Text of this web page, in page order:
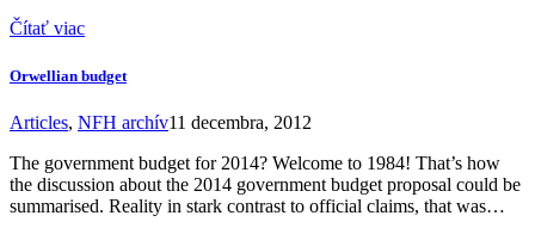
Čítať viac
Orwellian budget
Articles, NFH archív11 decembra, 2012
The government budget for 2014? Welcome to 1984! That’s how
the discussion about the 2014 government budget proposal could be
summarised. Reality in stark contrast to official claims, that was…